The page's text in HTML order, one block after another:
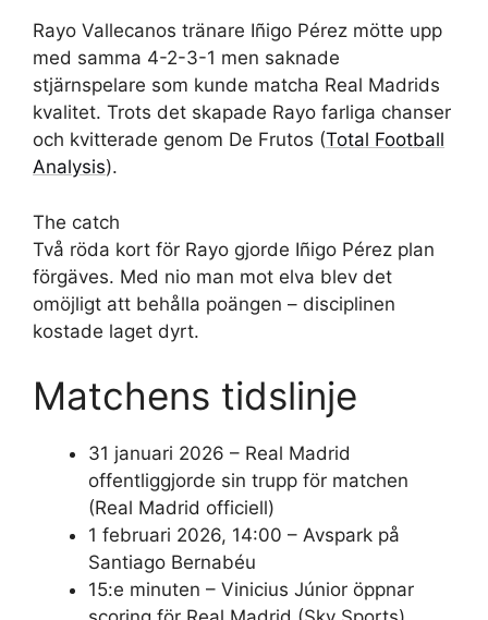
Rayo Vallecanos tränare Iñigo Pérez mötte upp
med samma 4-2-3-1 men saknade
stjärnspelare som kunde matcha Real Madrids
kvalitet. Trots det skapade Rayo farliga chanser
och kvitterade genom De Frutos (Total Football
Analysis).
The catch
Två röda kort för Rayo gjorde Iñigo Pérez plan
förgäves. Med nio man mot elva blev det
omöjligt att behålla poängen – disciplinen
kostade laget dyrt.
Matchens tidslinje
31 januari 2026 – Real Madrid
offentliggjorde sin trupp för matchen
(Real Madrid officiell)
1 februari 2026, 14:00 – Avspark på
Santiago Bernabéu
15:e minuten – Vinicius Júnior öppnar